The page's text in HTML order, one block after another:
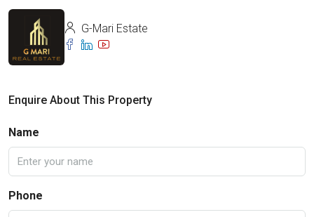
G-Mari Estate
Enquire About This Property
Name
Phone